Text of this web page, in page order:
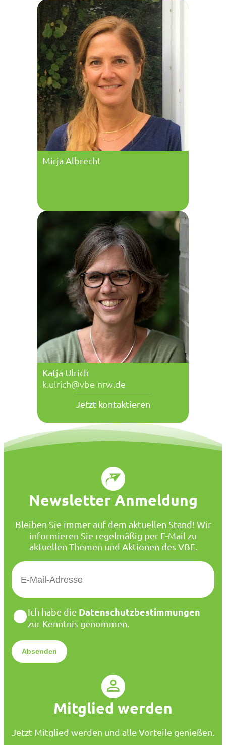
Mirja Albrecht
Katja Ulrich
k.ulrich@vbe-nrw.de
Jetzt kontaktieren
Newsletter Anmeldung
Bleiben Sie immer auf dem aktuellen Stand! Wir
informieren Sie regelmäßig per E-Mail zu
aktuellen Themen und Aktionen des VBE.
E
M
*
D
a
e
n
*
Ich habe die Datenschutzbestimmungen
zur Kenntnis genommen.
Mitglied werden
Jetzt Mitglied werden und alle Vorteile genießen.